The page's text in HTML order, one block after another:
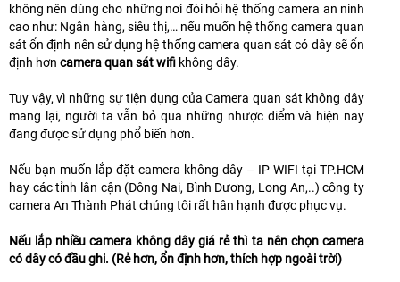
không nên dùng cho những nơi đòi hỏi hệ thống camera an ninh
cao như: Ngân hàng, siêu thị,… nếu muốn hệ thống camera quan
sát ổn định nên sử dụng hệ thống camera quan sát có dây sẽ ổn
định hơn camera quan sát wifi không dây.
Tuy vậy, vì những sự tiện dụng của Camera quan sát không dây
mang lại, người ta vẫn bỏ qua những nhược điểm và hiện nay
đang được sử dụng phổ biến hơn.
Nếu bạn muốn lắp đặt camera không dây – IP WIFI tại TP.HCM
hay các tỉnh lân cận (Đông Nai, Bình Dương, Long An,..) công ty
camera An Thành Phát chúng tôi rất hân hạnh được phục vụ.
Nếu lắp nhiều camera không dây giá rẻ thì ta nên chọn camera
có dây có đầu ghi. (Rẻ hơn, ổn định hơn, thích hợp ngoài trời)